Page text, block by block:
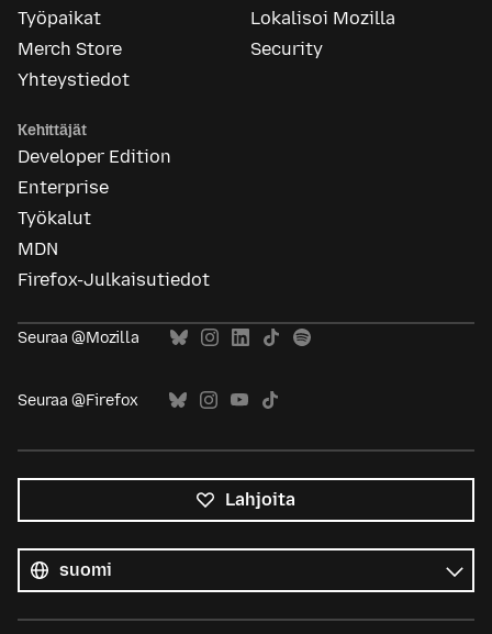
Työpaikat
Merch Store
Yhteystiedot
Lokalisoi Mozilla
Security
Kehittäjät
Developer Edition
Enterprise
Työkalut
MDN
Firefox-Julkaisutiedot
Seuraa @Mozilla
Seuraa @Firefox
Lahjoita
kielet
Kieli